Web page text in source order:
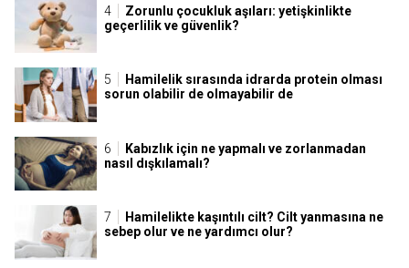
Zorunlu çocukluk aşıları: yetişkinlikte
geçerlilik ve güvenlik?
Hamilelik sırasında idrarda protein olması
sorun olabilir de olmayabilir de
Kabızlık için ne yapmalı ve zorlanmadan
nasıl dışkılamalı?
Hamilelikte kaşıntılı cilt? Cilt yanmasına ne
sebep olur ve ne yardımcı olur?